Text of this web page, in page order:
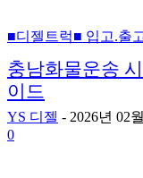
■디젤트럭■ 입고.출
충남화물운송
이드
YS 디젤 - 2026년 02
0